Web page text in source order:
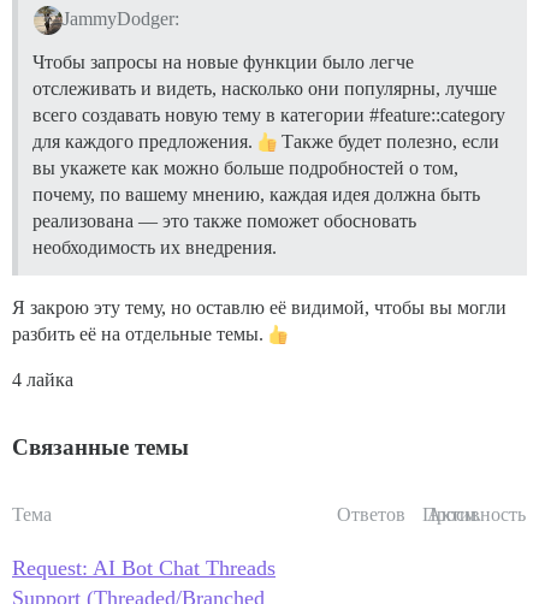
JammyDodger:
Чтобы запросы на новые функции было легче
отслеживать и видеть, насколько они популярны, лучше
всего создавать новую тему в категории #feature::category
для каждого предложения.
Также будет полезно, если
вы укажете как можно больше подробностей о том,
почему, по вашему мнению, каждая идея должна быть
реализована — это также поможет обосновать
необходимость их внедрения.
Я закрою эту тему, но оставлю её видимой, чтобы вы могли
разбить её на отдельные темы.
4 лайка
Связанные темы
Тема Ответов Просм.
Активность
Request: AI Bot Chat Threads
Support (Threaded/Branched